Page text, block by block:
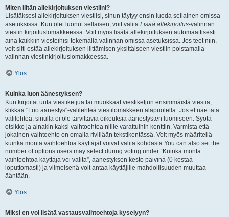
Miten liitän allekirjoituksen viestiini?
Lisätäksesi allekirjoituksen viestiisi, sinun täytyy ensin luoda sellainen omissa
asetuksissa. Kun olet luonut sellaisen, voit valita Lisää allekirjoitus-valinnan
viestin kirjoituslomakkeessa. Voit myös lisätä allekirjoituksen automaattisesti
aina kaikkiin viesteihisi tekemällä valinnan omissa asetuksissa. Jos teet niin,
voit silti estää allekirjoituksen liittämisen yksittäiseen viestiin poistamalla
valinnan viestinkirjoituslomakkeessa.
Ylös
Kuinka luon äänestyksen?
Kun kirjoitat uuta viestiketjua tai muokkaat viestiketjun ensimmäistä viestiä,
klikkaa "Luo äänestys"-välilehteä viestilomakkeen alapuolella. Jos et näe tätä
välilehteä, sinulla ei ole tarvittavia oikeuksia äänestysten luomiseen. Syötä
otsikko ja ainakin kaksi vaihtoehtoa niille varattuihin kenttiin. Varmista että
jokainen vaihtoehto on omalla rivillään tekstikentässä. Voit myös määritellä
kuinka monta vaihtoehtoa käyttäjät voivat valita kohdasta You can also set the
number of options users may select during voting under “Kuinka monta
vaihtoehtoa käyttäjä voi valita”, äänestyksen kesto päivinä (0 kestää
loputtomasti) ja viimeisenä voit antaa käyttäjille mahdollisuuden muuttaa
ääntään.
Ylös
Miksi en voi lisätä vastausvaihtoehtoja kyselyyn?